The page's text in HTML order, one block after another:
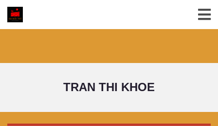
TRAN THI KHOE